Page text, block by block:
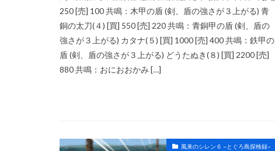
250 [売] 100 共鳴：木甲の盾 (剣、盾の強さが３上がる) 青
銅の太刀(４) [買] 550 [売] 220 共鳴：青銅甲の盾 (剣、盾の
強さが３上がる) カタナ(５) [買] 1000 [売] 400 共鳴：鉄甲の
盾 (剣、盾の強さが３上がる) どうたぬき(８) [買] 2200 [売]
880 共鳴：おにおおかみ […]
風来のシレン６ ~とぐろ島探検録~